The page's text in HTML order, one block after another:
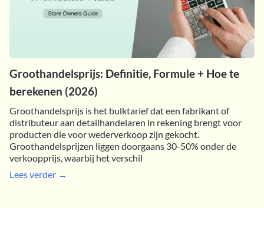
Groothandelsprijs: Definitie, Formule + Hoe te
berekenen (2026)
Groothandelsprijs is het bulktarief dat een fabrikant of
distributeur aan detailhandelaren in rekening brengt voor
producten die voor wederverkoop zijn gekocht.
Groothandelsprijzen liggen doorgaans 30-50% onder de
verkoopprijs, waarbij het verschil
Lees verder →